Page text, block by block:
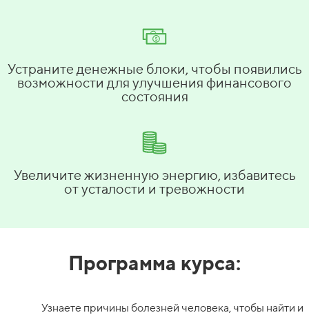
Устраните денежные блоки, чтобы появились
возможности для улучшения финансового
состояния
Увеличите жизненную энергию, избавитесь
от усталости и тревожности
Программа курса:
Узнаете причины болезней человека, чтобы найти и